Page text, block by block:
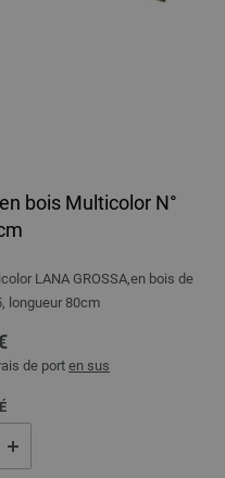
bois Multicolor N°
LANA GROSSA,en bois de
longueur 80cm
de port en sus